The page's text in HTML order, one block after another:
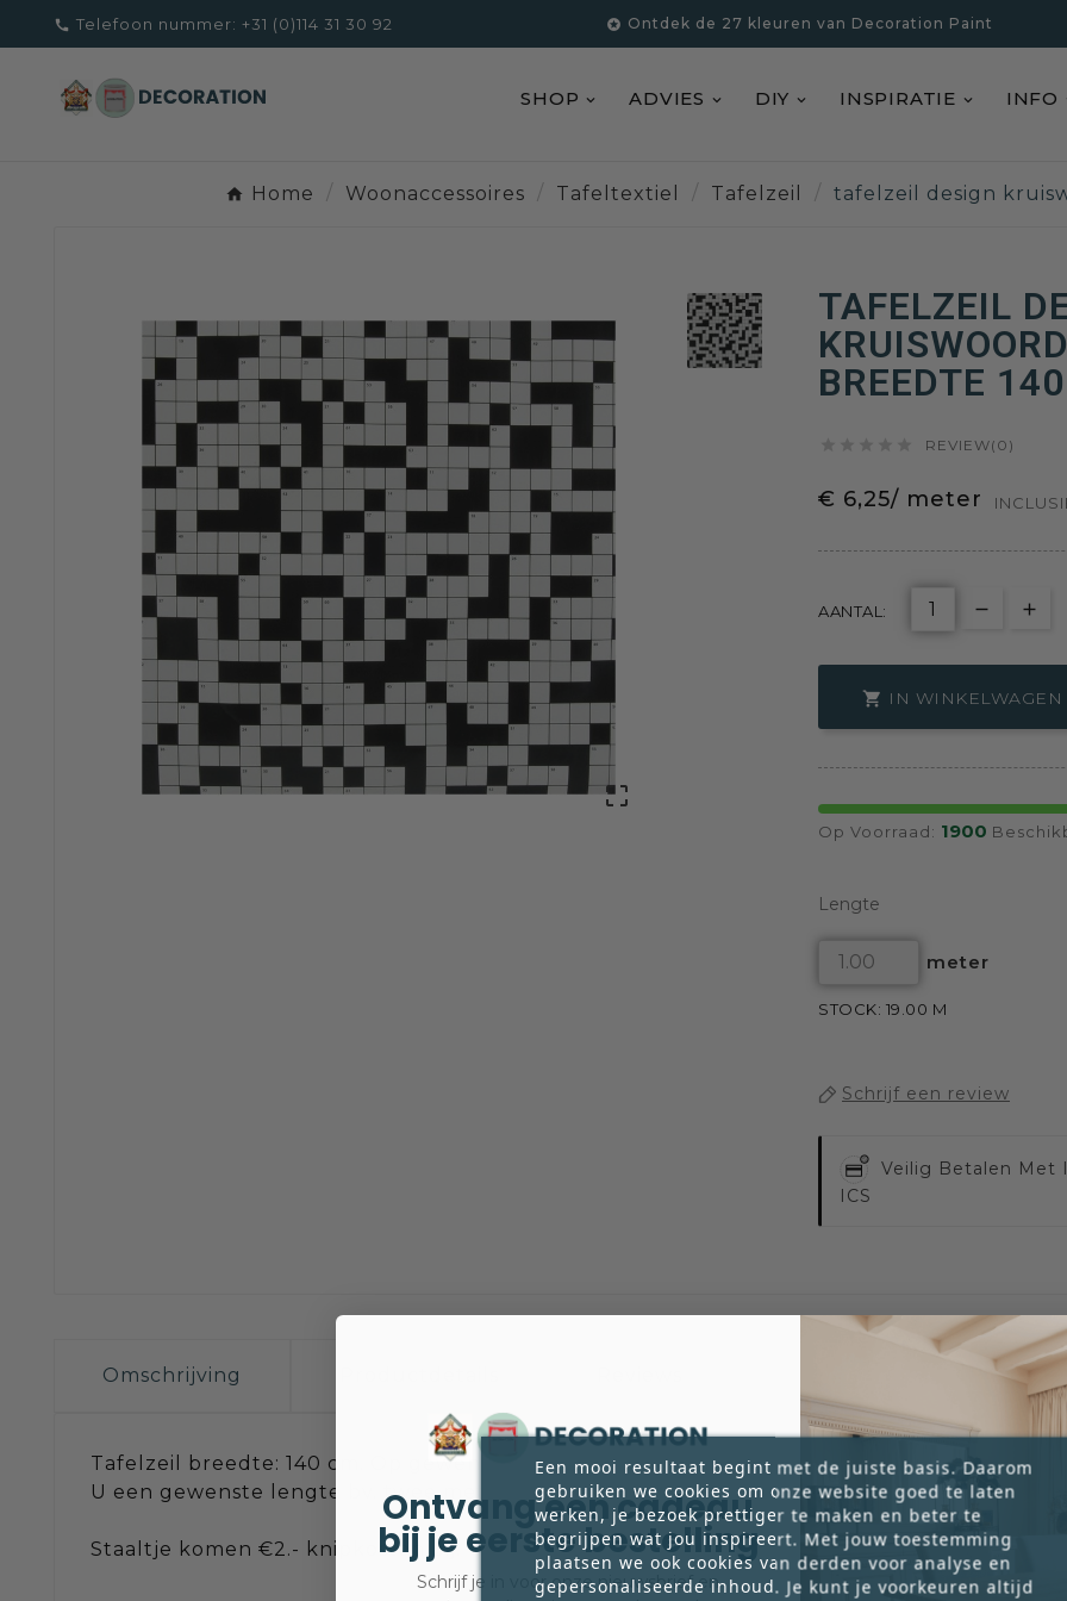
 Telefoon nummer: +31 (0)114 31 30 92  Ontdek de 27 kleuren van Decoration Paint
SHOP ADVIES DIY INSPIRATIE INFO
Home Woonaccessoires Tafeltextiel Tafelzeil tafelzeil design

TAFELZEIL
BREEDTE
REVIEW(0)
€ 6,25/ meter
AANTAL:
 IN WINKELWAGEN
Op Voorraad: 1900
Lengte
meter
STOCK: 19.00 M
Schrijf een review
Veilig Betalen Met
ICS
Omschrijving
Tafelzeil breedte: 140 cm. Op gewenste lengte verkrijgbaar. Hoe te bestellen: Wilt U een
U een gewenste lengte bv. twee meter vijftig vul dan 2.50 in het opgave venster.
Staaltje komen €2.- knipkosten bij.
Een mooi resultaat begint met de juiste basis. Daarom
gebruiken we cookies om onze website goed te laten
werken, je bezoek prettiger te maken en beter te
begrijpen wat jou inspireert. Met jouw toestemming
plaatsen we ook cookies van derden voor analyse en
gepersonaliseerde inhoud. Je kunt je voorkeuren altijd
Ontvang een cadeau
bij je eerste bestelling
Schrijf je in voor onze nieuwsbrief en